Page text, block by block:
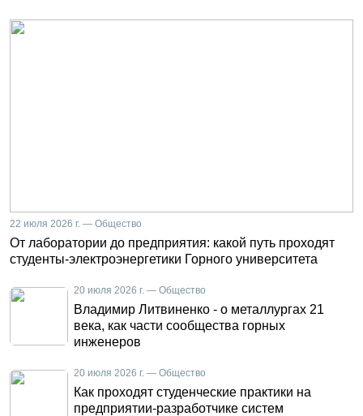
22 июля 2026 г. — Общество
От лаборатории до предприятия: какой путь проходят
студенты-электроэнергетики Горного университета
20 июля 2026 г. — Общество
Владимир Литвиненко - о металлургах 21
века, как части сообщества горных
инженеров
20 июля 2026 г. — Общество
Как проходят студенческие практики на
предприятии-разработчике систем